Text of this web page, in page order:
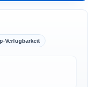
Verfügbarkeit